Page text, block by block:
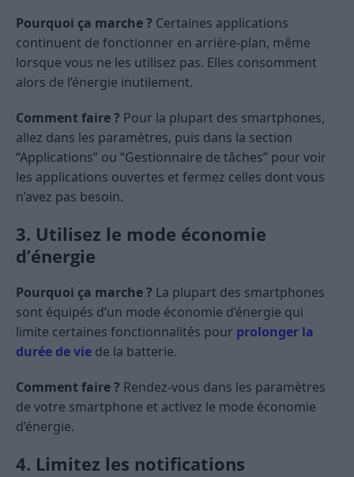
Pourquoi ça marche ? Certaines applications
continuent de fonctionner en arrière-plan, même
lorsque vous ne les utilisez pas. Elles consomment
alors de l’énergie inutilement.
Comment faire ? Pour la plupart des smartphones,
allez dans les paramètres, puis dans la section
“Applications” ou “Gestionnaire de tâches” pour voir
les applications ouvertes et fermez celles dont vous
n’avez pas besoin.
3. Utilisez le mode économie
d’énergie
Pourquoi ça marche ? La plupart des smartphones
sont équipés d’un mode économie d’énergie qui
limite certaines fonctionnalités pour prolonger la
durée de vie de la batterie.
Comment faire ? Rendez-vous dans les paramètres
de votre smartphone et activez le mode économie
d’énergie.
4. Limitez les notifications